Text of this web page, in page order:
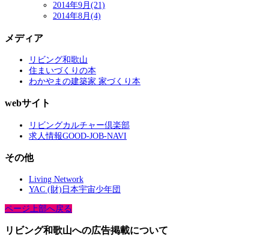
2014年9月(21)
2014年8月(4)
メディア
リビング和歌山
住まいづくりの本
わかやまの建築家 家づくり本
webサイト
リビングカルチャー倶楽部
求人情報GOOD-JOB-NAVI
その他
Living Network
YAC (財)日本宇宙少年団
ページ上部へ戻る
リビング和歌山への広告掲載について